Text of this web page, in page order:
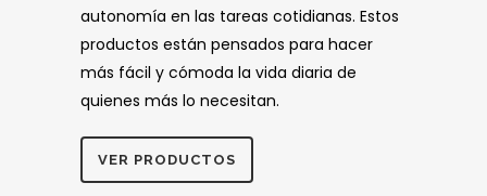
autonomía en las tareas cotidianas. Estos
productos están pensados para hacer
más fácil y cómoda la vida diaria de
quienes más lo necesitan.
VER PRODUCTOS